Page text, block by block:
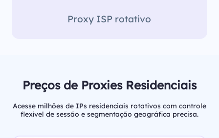
Proxy ISP rotativo
Preços de Proxies Residenciais
Acesse milhões de IPs residenciais rotativos com controle
flexível de sessão e segmentação geográfica precisa.